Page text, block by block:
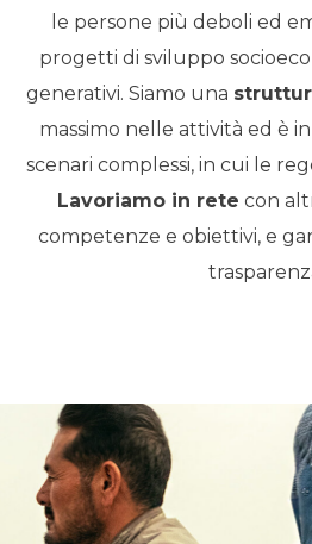
le persone più deboli ed
progetti di sviluppo
generativi. Siamo una
massimo nelle attività ed è
scenari complessi, in cui le
Lavoriamo in rete con
competenze e obiettivi, e